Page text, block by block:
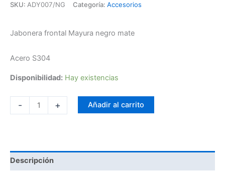
SKU: ADY007/NG Categoría: Accesorios
Jabonera frontal Mayura negro mate
Acero S304
Disponibilidad: Hay existencias
- + Añadir al carrito
Descripción